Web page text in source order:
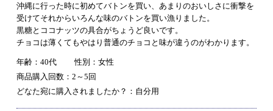
沖縄に行った時に初めてバトンを買い、あまりのおいしさに衝撃を
受けてそれからいろんな味のバトンを買い漁りました。
黒糖とココナッツの具合がちょうど良いです。
チョコは薄くてもやはり普通のチョコと味が違うのがわかります。
年齢：40代
性別：女性
商品購入回数：2～5回
どなた宛に購入されましたか？：自分用